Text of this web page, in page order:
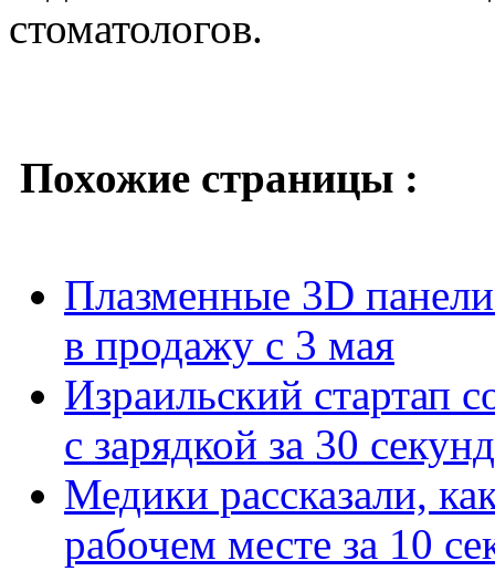
стоматологов.
Похожие страницы :
Плазменные 3D
в продажу с 3 мая
Израильский стартап
с зарядкой за 30 секунд
Медики рассказали,
рабочем месте за 10